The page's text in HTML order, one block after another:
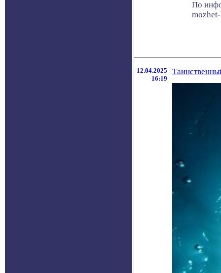
По
12.04.2025
16:19